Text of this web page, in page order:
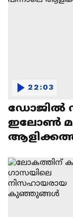
ഡോജിൽ
ഇലോൺ
22:03